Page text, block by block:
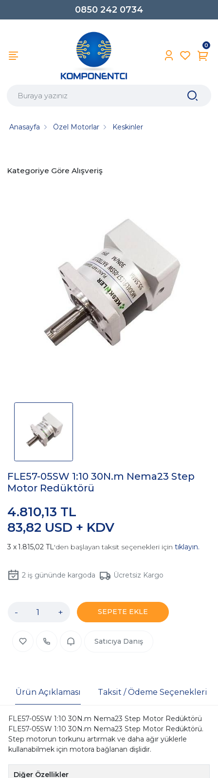
0850 242 0734
0
Anasayfa Özel Motorlar Keskinler
Kategoriye Göre Alışveriş
FLE57-05SW 1:10 30N.m Nema23 Step
Motor Redüktörü
83,82 USD + KDV
4.810,13 TL
1.815,02 TL'den başlayan taksit seçenekleri için tıklayın.
2iş gününde kargoda Ücretsiz Kargo
- + SEPETE EKLE
Satıcıya Danış
Ürün Açıklaması Taksit / Ödeme Seçenekleri
FLE57-05SW 1:10 30N.m Nema23 Step Motor Redüktörü
FLE57-05SW 1:10 30N.m Nema23 Step Motor Redüktörü.
Step motorun torkunu artırmak ve daha ağır yüklerle
kullanabilmek için motora bağlanan dişlidir.
Diğer Özellikler